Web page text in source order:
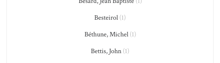
Besteirol (1)
Béthune, Michel(1)
Bettis, John (1)